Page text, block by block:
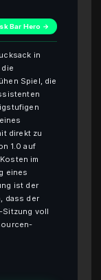
Bar Hero →
in
Spiel, die
direkt zu
1.0 auf
im
eines
ist der
dass der
Sitzung voll